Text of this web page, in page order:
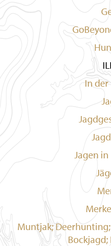
In der
Jagen in
Muntjak;